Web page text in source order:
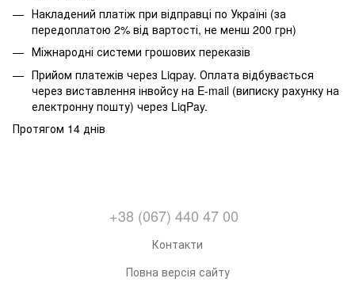
Накладений платіж при відправці по Україні (за
передоплатою 2% від вартості, не менш 200 грн)
Міжнародні системи грошових переказів
Прийом платежів через Liqpay. Оплата відбувається
через виставлення інвойсу на E-mail (виписку рахунку на
електронну пошту) через LiqPay.
Протягом 14 днів
+38 (067) 440 47 00
Контакти
Повна версія сайту